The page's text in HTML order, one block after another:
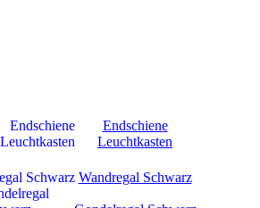
Endschiene
Leuchtkasten
Wandregal Schwarz